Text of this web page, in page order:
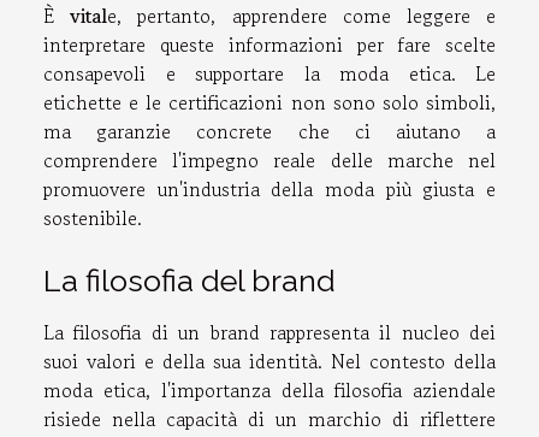
Èvitale, pertanto, apprendere come leggere e
interpretare queste informazioni per fare scelte
consapevoli e supportare la moda etica. Le
etichette e le certificazioni non sono solo simboli,
ma garanzie concrete che ci aiutano a
comprendere l'impegno reale delle marche nel
promuovere un'industria della moda più giusta e
sostenibile.
La filosofia del brand
La filosofia di un brand rappresenta il nucleo dei
suoi valori e della sua identità. Nel contesto della
moda etica, l'importanza della filosofia aziendale
risiede nella capacità di un marchio di riflettere